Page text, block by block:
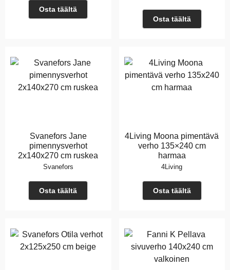
Osta täältä
Osta täältä
Svanefors Jane
pimennysverhot
2x140x270 cm ruskea
Svanefors
Osta täältä
4Living Moona pimentävä
verho 135×240 cm
harmaa
4Living
Osta täältä